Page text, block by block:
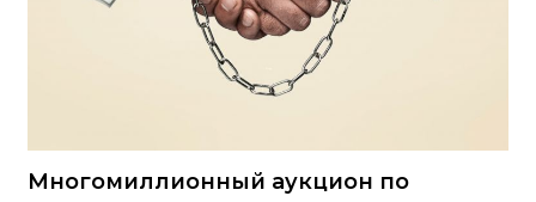
Многомиллионный аукцион по